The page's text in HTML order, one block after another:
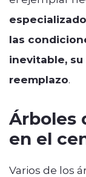
las
inevitable,
reemplazo.
Árboles
en el
Varios de los